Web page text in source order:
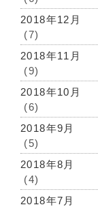
2018年12月
(7)
2018年11月
(9)
2018年10月
(6)
2018年9月
(5)
2018年8月
(4)
2018年7月